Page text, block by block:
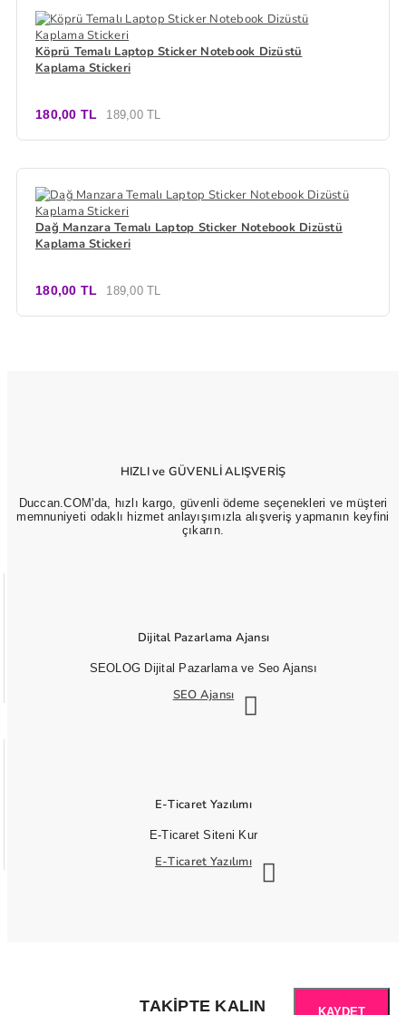
Köprü Temalı Laptop Sticker Notebook Dizüstü
Kaplama Stickeri
180,00 TL 189,00 TL
Dağ Manzara Temalı Laptop Sticker Notebook Dizüstü
Kaplama Stickeri
180,00 TL 189,00 TL
HIZLI ve GÜVENLİ ALIŞVERİŞ
Duccan.COM'da, hızlı kargo, güvenli ödeme seçenekleri ve müşteri
memnuniyeti odaklı hizmet anlayışımızla alışveriş yapmanın keyfini
çıkarın.
Dijital Pazarlama Ajansı
SEOLOG Dijital Pazarlama ve Seo Ajansı
SEO Ajansı
E-Ticaret Yazılımı
E-Ticaret Siteni Kur
E-Ticaret Yazılımı
TAKIPTE KALIN KAYDET